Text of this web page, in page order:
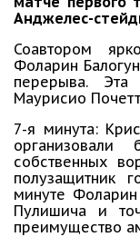
Анджелес-
Соавтором
Фоларин
перерыва. Эта
Маурисио
7-я минута:
собственных
полузащитник
минуте Фоларин
Пулишича и
преимущество